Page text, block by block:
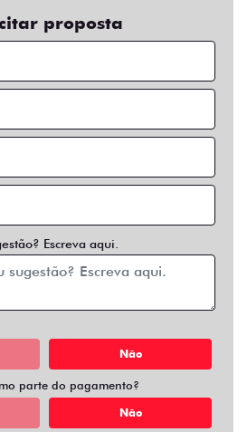
proposta
Escreva aqui.
Não
parte do pagamento?
Não